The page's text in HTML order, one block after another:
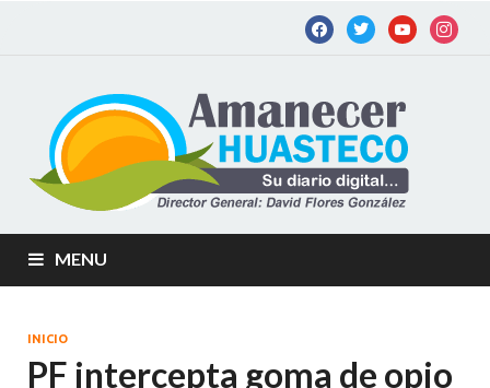
MENU
INICIO
PF intercepta goma de opio